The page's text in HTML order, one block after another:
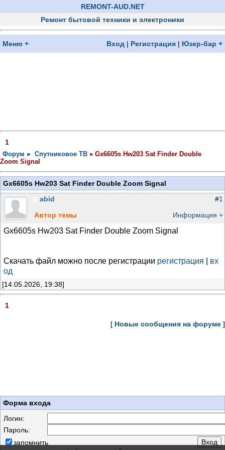
REMONT-AUD.NET
Ремонт бытовой техники и электроники
Меню + Вход | Регистрация | Юзер-бар +
1
Форум » Спутниковое ТВ » Gx6605s Hw203 Sat Finder Double
Zoom Signal
Gx6605s Hw203 Sat Finder Double Zoom Signal
abid
Автор темы
#1
Информация +
Gx6605s Hw203 Sat Finder Double Zoom Signal
Скачать файл можно после регистрации регистрация
вх
од
[14.05.2026, 19:38]
1
[ Новые сообщения на форуме ]
Форма входа
Логин:
Пароль:
запомнить